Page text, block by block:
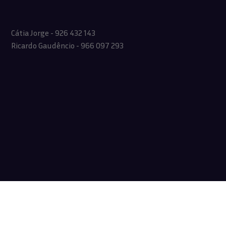
Cátia Jorge - 926 432 143
Ricardo Gaudêncio - 966 097 293